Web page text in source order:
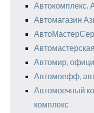
Автокомплекс,
Автомагазин
Автомастерская
Автомир,
Автомоефф,
Автомоечный
комплекс